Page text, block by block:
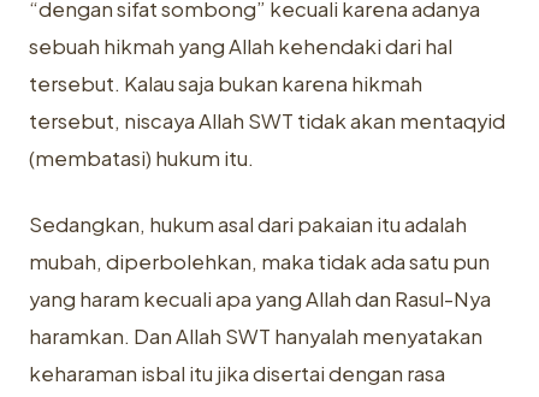
“dengan sifat sombong” kecuali karena adanya
sebuah hikmah yang Allah kehendaki dari hal
tersebut. Kalau saja bukan karena hikmah
tersebut, niscaya Allah SWT tidak akan mentaqyid
(membatasi) hukum itu.
Sedangkan, hukum asal dari pakaian itu adalah
mubah, diperbolehkan, maka tidak ada satu pun
yang haram kecuali apa yang Allah dan Rasul-Nya
haramkan. Dan Allah SWT hanyalah menyatakan
keharaman isbal itu jika disertai dengan rasa